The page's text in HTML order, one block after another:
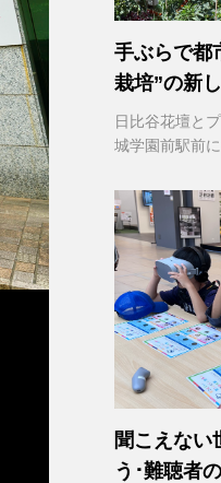
手ぶらで都
栽培”の新
ーム｣ が誕
日比谷花壇と
城学園前駅前
聞こえない
う･難聴者